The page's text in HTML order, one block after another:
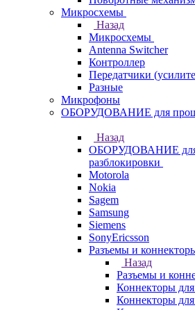
Микросхемы
Назад
Микросхемы
Antenna Switcher
Контроллер
Передатчики
Разные
Микрофоны
ОБОРУДОВАНИЕ для
Назад
ОБОРУДОВАНИЕ
разблокировки
Motorola
Nokia
Sagem
Samsung
Siemens
SonyEricsson
Разъемы и
Назад
Разъемы и
Коннекторы
Коннекторы